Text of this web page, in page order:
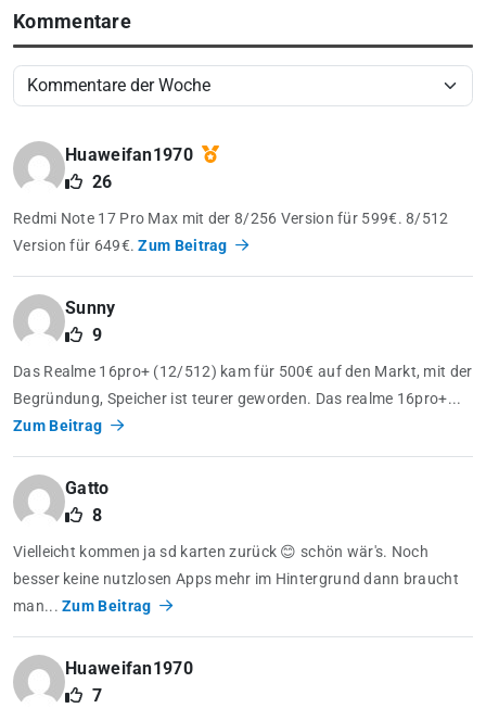
Kommentare
Huaweifan1970
26
Redmi Note 17 Pro Max mit der 8/256 Version für 599€. 8/512
Version für 649€.Zum Beitrag
Sunny
9
Das Realme 16pro+ (12/512) kam für 500€ auf den Markt, mit der
Begründung, Speicher ist teurer geworden. Das realme 16pro+...
Zum Beitrag
Gatto
8
Vielleicht kommen ja sd karten zurück 😊 schön wär's. Noch
besser keine nutzlosen Apps mehr im Hintergrund dann braucht
man...Zum Beitrag
Huaweifan1970
7